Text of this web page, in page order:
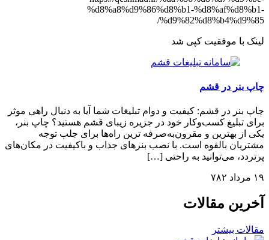
%d8%a8%d9%86%d8%b1-%d8%af%d8%b1-
%d9%82%d8%b4%d9%85/
لینک با موفقیت کپی شد
چاپ بنر در قشم
چاپ بنر در قشم: کیفیت و دوام تبلیغات شما آیا به دنبال راهی موثر
برای تبلیغ کسب‌وکار خود در جزیره زیبای قشم هستید؟ چاپ بنر،
یکی از بهترین و مقرون‌به‌صرفه ترین راه‌ها برای جلب توجه
مشتریان بالقوه است. با نصب بنرهای جذاب و باکیفیت در مکان‌های
پرتردد، می‌توانید به راحتی […]
۱۹ مرداد ۷۸۲
آخرین مقالات
مقالات بیشتر